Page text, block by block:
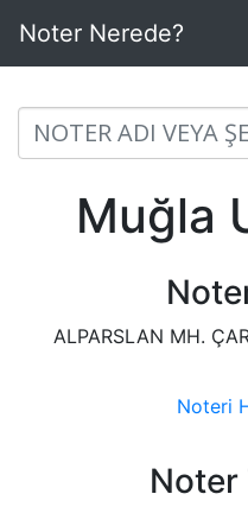
Noter Nerede?
Muğla
ALPARSLAN MH.
Noteri
Noter